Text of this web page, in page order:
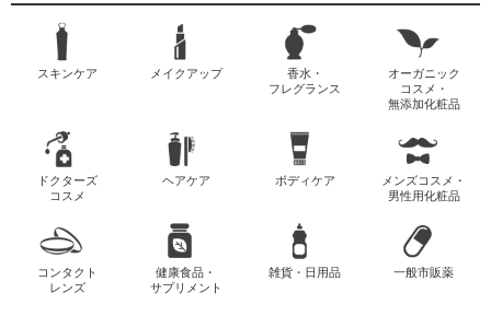
スキンケア メイクアップ
香水・
フレグランス
オーガニック
コスメ・
無添加化粧品
ドクターズ
コスメ
ヘアケア ボディケア
メンズコスメ・
男性用化粧品
コンタクト
レンズ
健康食品・
サプリメント
雑貨・日用品 一般市販薬